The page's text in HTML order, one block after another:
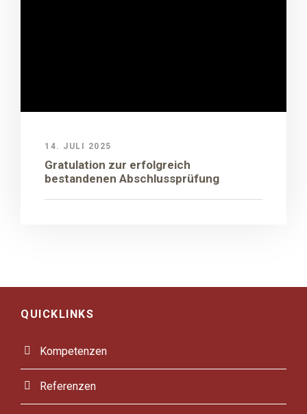
14. JULI 2025
Gratulation zur erfolgreich
bestandenen Abschlussprüfung
QUICKLINKS
Kompetenzen
Referenzen